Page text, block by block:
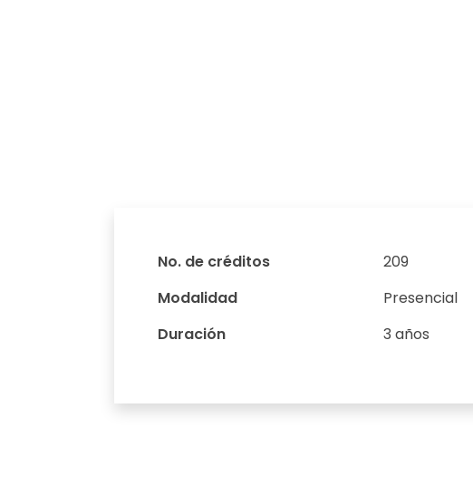
No. de créditos
209
Modalidad
Presencial
Duración
3 años